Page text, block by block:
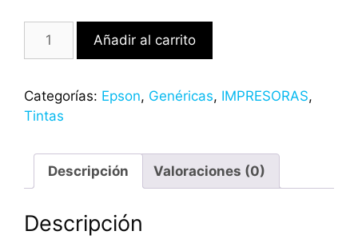
Añadir al carrito
Categorías: Epson, Genéricas, IMPRESORAS,
Tintas
Descripción Valoraciones (0)
Descripción